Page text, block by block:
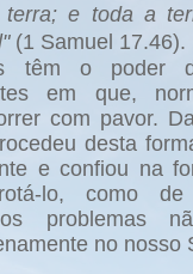
e toda a
(1 Samuel 17.46).
têm o poder
em que,
com pavor.
desta
e confiou na
lo, como de
os problemas
no nosso